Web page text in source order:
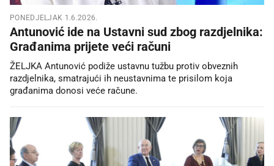
PONEDJELJAK 1.6.2026.
Antunović ide na Ustavni sud zbog razdjelnika:
Građanima prijete veći računi
ŽELJKA Antunović podiže ustavnu tužbu protiv obveznih
razdjelnika, smatrajući ih neustavnima te prisilom koja
građanima donosi veće račune.